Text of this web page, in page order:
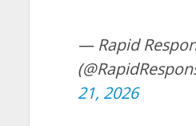
— Rapid
21, 2026